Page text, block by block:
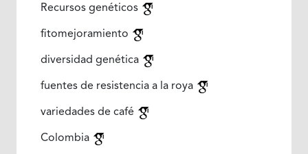
Recursos genéticos
fitomejoramiento
diversidad genética
fuentes de resistencia a la roya
variedades de café
Colombia